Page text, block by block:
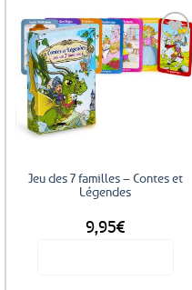
Ajouter
Jeu des 7 familles – Contes et
Légendes
9,95€